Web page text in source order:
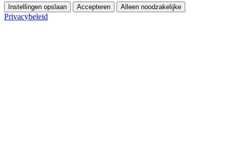
Instellingen opslaan Accepteren Alleen noodzakelijke
Privacybeleid